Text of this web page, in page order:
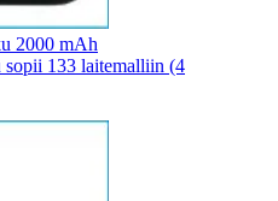
2000 mAh
sopii 133 laitemalliin (4